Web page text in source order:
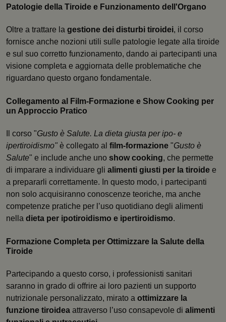
Patologie della Tiroide e Funzionamento dell'Organo
Oltre a trattare la gestione dei disturbi tiroidei, il corso
fornisce anche nozioni utili sulle patologie legate alla tiroide
e sul suo corretto funzionamento, dando ai partecipanti una
visione completa e aggiornata delle problematiche che
riguardano questo organo fondamentale.
Collegamento al Film-Formazione e Show Cooking per
un Approccio Pratico
Il corso "Gusto è Salute. La dieta giusta per ipo- e
ipertiroidismo" è collegato al film-formazione "Gusto è
Salute" e include anche uno show cooking, che permette
di imparare a individuare gli alimenti giusti per la tiroide e
a prepararli correttamente. In questo modo, i partecipanti
non solo acquisiranno conoscenze teoriche, ma anche
competenze pratiche per l’uso quotidiano degli alimenti
nella dieta per ipotiroidismo e ipertiroidismo.
Formazione Completa per Ottimizzare la Salute della
Tiroide
Partecipando a questo corso, i professionisti sanitari
saranno in grado di offrire ai loro pazienti un supporto
nutrizionale personalizzato, mirato a ottimizzare la
funzione tiroidea attraverso l’uso consapevole di alimenti